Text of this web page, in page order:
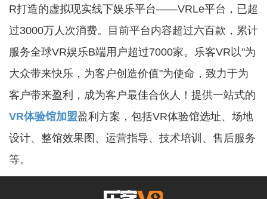
R打造的虚拟现实线下娱乐平台——VRLe平台，已超
过3000万人次消费。目前平台内容超过六百款，累计
服务全球VR娱乐B端用户超过7000家。乐客VR以"为
大众带来快乐，为客户创造价值"为使命，致力于为
客户带来盈利，成为客户最佳合伙人！提供一站式的
VR体验馆加盟盈利方案，包括VR体验馆选址、场地
设计、整馆效果图、运营指导、技术培训、售后服务
等。